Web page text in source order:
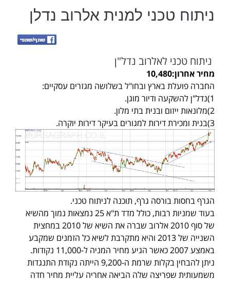
ניתוח טכני למנית אלרוב נדלן
ניתוח טכני לאלרוב נדל"ן
מחיר אחרון:10,480
החברה פועלת בארץ ובחו"ל בשלושה מגזרים עסקיים:
1)נדל"ן להשקעה ודיור מוגן.
2)מלונאות ייזום ובנית בתי מלון.
3)בנית ומכירת דירות למגורים בעיקר דירות יוקרה.
הגרף בחסות בורסה גרף, תוכנה לניתוח טכני.
בעוד שמניות רבות, כולל מדד ת"א 25 נמצאות נמוך מהשיא
של סוף 2010 אלרוב שברה את השיא של 2010 במחצית
השנייה של 2013 והיא מתקרבת לשיא כל הזמנים שמקבע
באמצע 2007 כאשר הגיע מחיר המניה ל-11,000 נקודות.
ניתן להבחין בקלות שרמת ה-9,200 הייתה נקודת התנגדות
משמעותית שפריצה שלה הביאה אחריה עליית מחיר חדה